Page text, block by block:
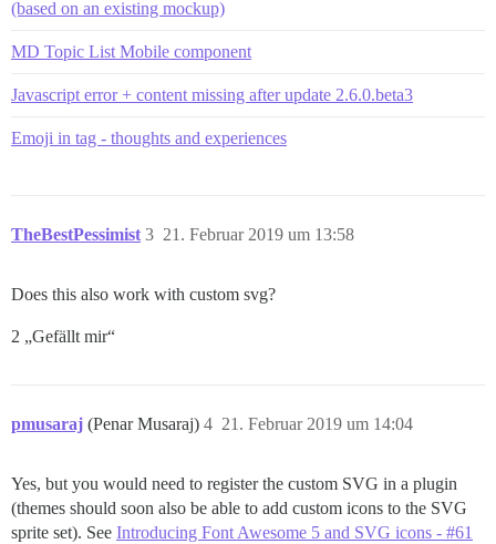
(based on an existing mockup)
MD Topic List Mobile component
Javascript error + content missing after update 2.6.0.beta3
Emoji in tag - thoughts and experiences
TheBestPessimist 21. Februar 2019 um 13:58
3
Does this also work with custom svg?
2 „Gefällt mir“
pmusaraj (Penar Musaraj) 21. Februar 2019 um 14:04
4
Yes, but you would need to register the custom SVG in a plugin
(themes should soon also be able to add custom icons to the SVG
sprite set). See Introducing Font Awesome 5 and SVG icons - #61